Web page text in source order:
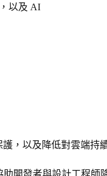
以及 AI
，以及降低對雲端持
開發者與設計工程師